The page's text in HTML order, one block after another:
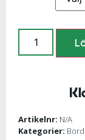
Artikelnr: N/A
Kategorier: